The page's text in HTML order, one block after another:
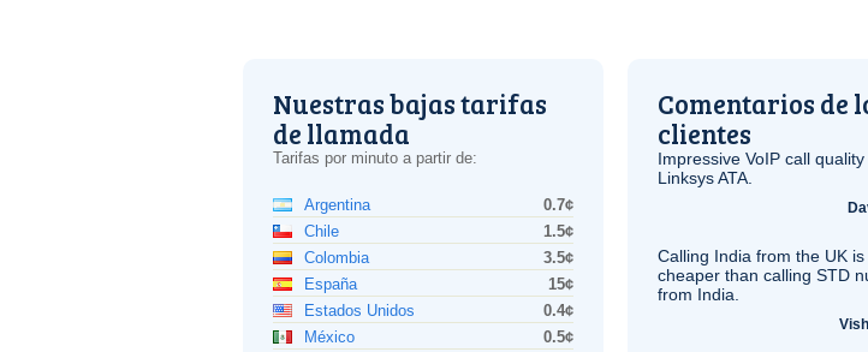
Nuestras bajas tarifas
de llamada
Tarifas por minuto a partir de:
Argentina
0.7¢
Chile
1.5¢
Colombia
3.5¢
España
15¢
Estados Unidos
0.4¢
México
0.5¢
Comentarios de
clientes
Impressive VoIP call quality
LinksysATA
Calling India from the UK
cheaper than calling STD
from India.